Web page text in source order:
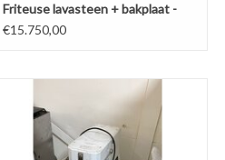
Friteuse lavasteen + bakplaat -
op Aardgas
€15.750,00
deegmenger / spiraalmenger
TOEVOEGEN AAN WINKELWAGEN